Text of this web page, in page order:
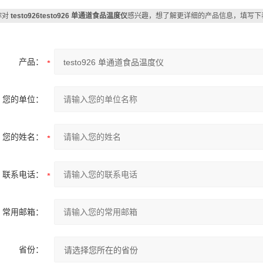
testo926testo926 单通道食品温度仪感兴趣，想了解更详细的产品信息，填写下
产品：
您的单位：
您的姓名：
联系电话：
常用邮箱：
省份：